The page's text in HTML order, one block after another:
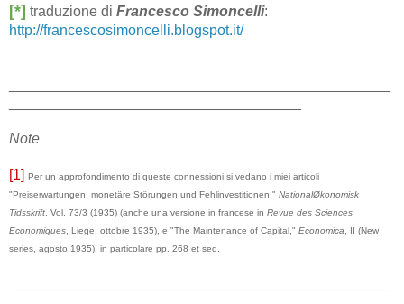
[*] traduzione di Francesco Simoncelli:
http://francescosimoncelli.blogspot.it/
Note
[1]
Per un approfondimento di queste connessioni si vedano i miei articoli
"Preiserwartungen, monetäre Störungen und Fehlinvestitionen," NationalØkonomisk
Tidsskrift, Vol. 73/3 (1935) (anche una versione in francese in Revue des Sciences
Economiques, Liege, ottobre 1935), e "The Maintenance of Capital," Economica, II (New
series, agosto 1935), in particolare pp. 268 et seq.